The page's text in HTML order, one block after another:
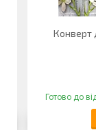
Конверт
Готово до